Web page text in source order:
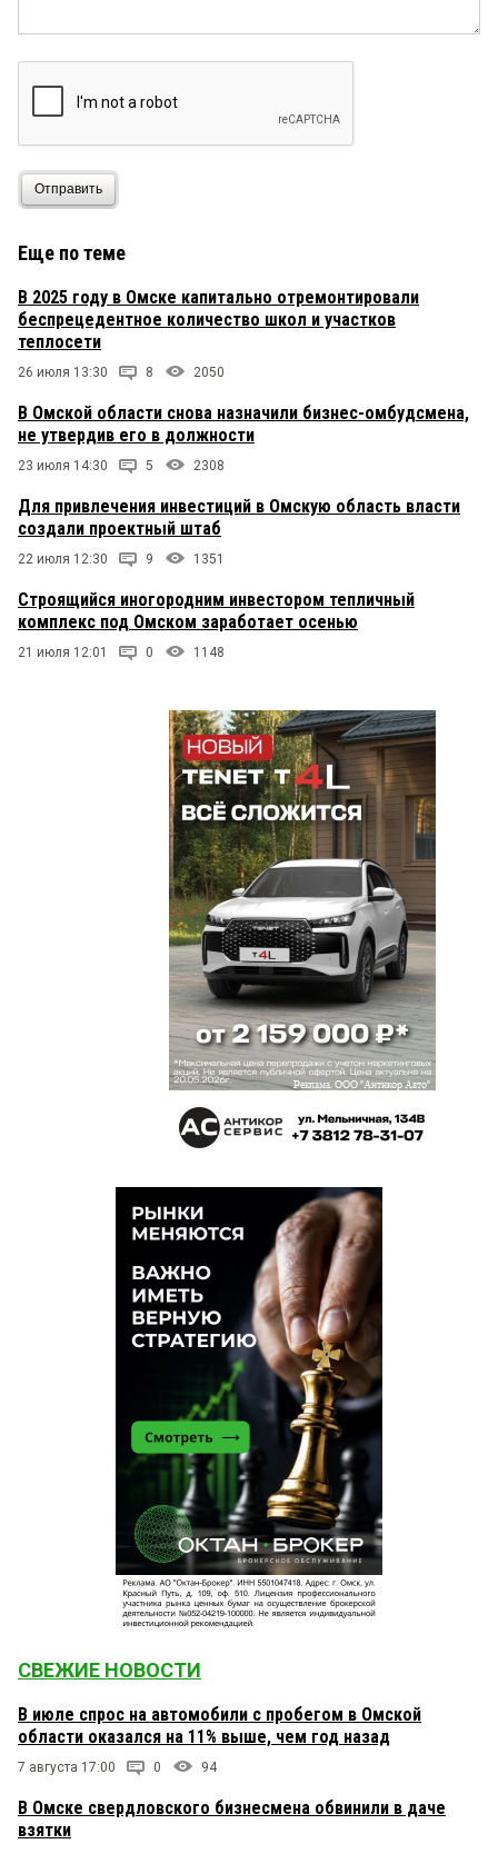
Отправить
Еще по теме
В 2025 году в Омске капитально отремонтировали
беспрецедентное количество школ и участков
теплосети
26 июля 13:30 8 2050
В Омской области снова назначили бизнес-омбудсмена,
не утвердив его в должности
23 июля 14:30 5 2308
Для привлечения инвестиций в Омскую область власти
создали проектный штаб
22 июля 12:30 9 1351
Строящийся иногородним инвестором тепличный
комплекс под Омском заработает осенью
21 июля 12:01 0 1148
СВЕЖИЕ НОВОСТИ
В июле спрос на автомобили с пробегом в Омской
области оказался на 11% выше, чем год назад
7 августа 17:00 0 94
В Омске свердловского бизнесмена обвинили в даче
взятки